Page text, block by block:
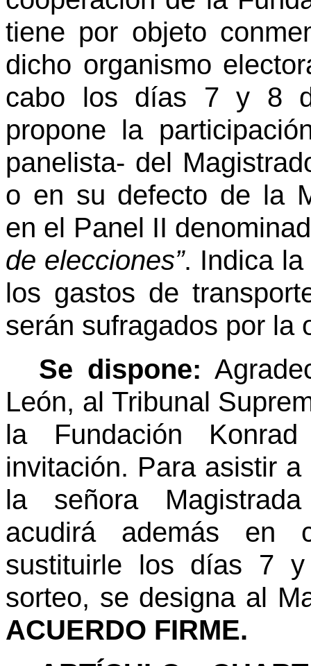
tiene por objeto
dicho organismo
cabo los días 7 y 8
propone la
panelista- del
o en su defecto de la
en el Panel II
de elecciones”. Indica
los gastos de
serán sufragados por la
Se dispone:
León, al Tribunal
la Fundación
invitación. Para asistir
la señora
acudirá además en
sustituirle los días 7
sorteo, se designa al
ACUERDO FIRME.